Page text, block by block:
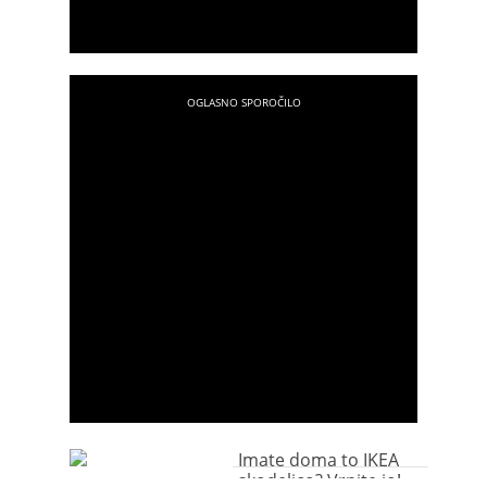
Imate doma to IKEA
skodelico? Vrnite jo!